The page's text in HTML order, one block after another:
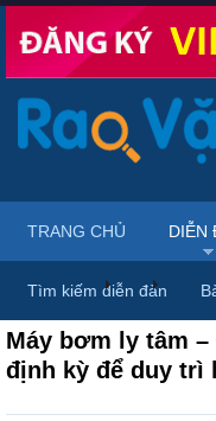
Diễn đàn ... Máy
Máy bơm ly tâm
định kỳ để duy trì
TRANG CHỦ DIỄN
Tìm kiếm diễn đàn